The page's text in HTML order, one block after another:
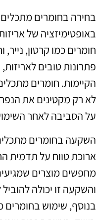
בחירה בחומרים
באופטימיזציה של
חומרים כמו קרטון, נייר,
פתרונות טובים
הקיימות. חומרים
לא רק מקטינים את
על הסביבה לאחר
השקעה בחומרים
ארוכת טווח על תדמית
מחפשים מוצרים
והשקעה זו יכולה
בנוסף, שימוש בחומרים